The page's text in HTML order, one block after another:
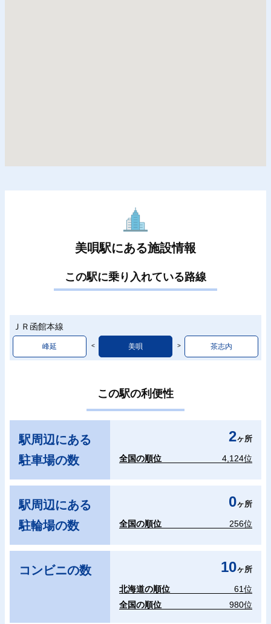
美唄駅にある施設情報
この駅に乗り入れている路線
ＪＲ函館本線
峰延 美唄 茶志内
この駅の利便性
駅周辺にある
駐車場の数
2ヶ所
全国の順位 4,124位
駅周辺にある
駐輪場の数
0ヶ所
全国の順位 256位
コンビニの数 10ヶ所
北海道の順位
61位
全国の順位
980位